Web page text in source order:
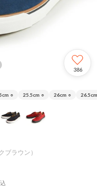
386
○ 25.5cm ○ 26cm ○ 26.5cm
ブラウン）